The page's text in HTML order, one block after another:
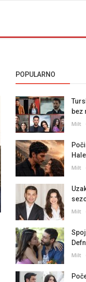
POPULARNO
bez
Milt
Milt
Milt
Milt